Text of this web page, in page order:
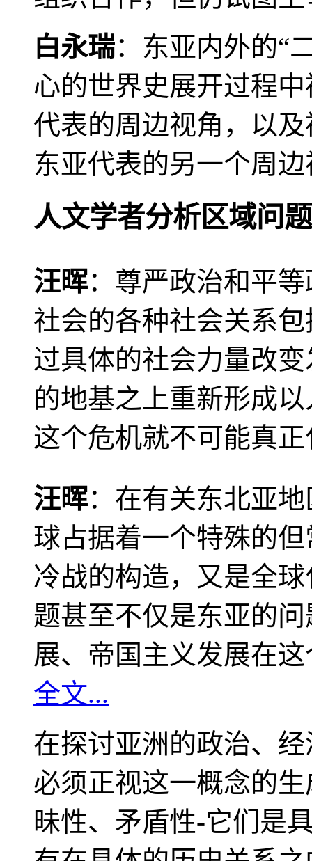
白永瑞：东亚内外的“
心的世界史展开过程
代表的周边视角，以
东亚代表的另一个周
人文学者分析区域问题
汪晖：尊严政治和平
社会的各种社会关系
过具体的社会力量改
的地基之上重新形成
这个危机就不可能真
汪晖：在有关东北亚
球占据着一个特殊的
冷战的构造，又是全
题甚至不仅是东亚的
展、帝国主义发展在
全文...
在探讨亚洲的政治、
必须正视这一概念的
昧性、矛盾性-它们是